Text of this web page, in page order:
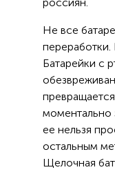
Не все
переработки.
Батарейки с
моментально
ее нельзя
остальным
Щелочная